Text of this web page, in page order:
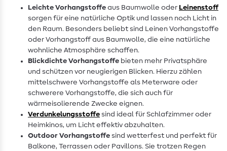
Leichte Vorhangstoffe aus Baumwolle oder Leinenstoff
sorgen für eine natürliche Optik und lassen noch Licht in
den Raum. Besonders beliebt sind Leinen Vorhangstoffe
oder Vorhangstoff aus Baumwolle, die eine natürliche
wohnliche Atmosphäre schaffen.
Blickdichte Vorhangstoffe bieten mehr Privatsphäre
und schützen vor neugierigen Blicken. Hierzu zählen
mittelschwere Vorhangstoffe als Meterware oder
schwerere Vorhangstoffe, die sich auch für
wärmeisolierende Zwecke eignen.
Verdunkelungsstoffe sind ideal für Schlafzimmer oder
Heimkinos, um Licht effektiv abzuhalten.
Outdoor Vorhangstoffe sind wetterfest und perfekt für
Balkone, Terrassen oder Pavillons. Sie trotzen Regen